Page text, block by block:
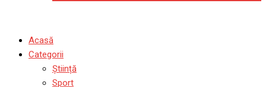
Acasă
Categorii
Știință
Sport